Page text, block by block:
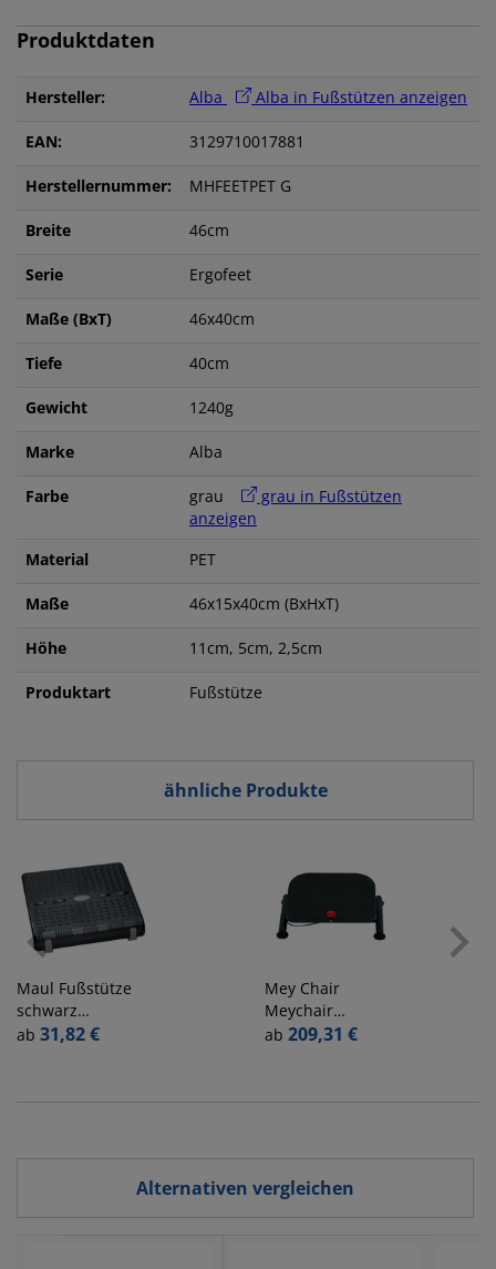
Produktdaten
Hersteller: Alba Alba in Fußstützen anzeigen
EAN: 3129710017881
Herstellernummer: MHFEETPET G
Breite 46cm
Serie Ergofeet
Maße (BxT) 46x40cm
Tiefe 40cm
Gewicht 1240g
Marke Alba
Farbe grau
grau in Fußstützen
anzeigen
Material
PET
Maße 46x15x40cm (BxHxT)
Höhe 11cm, 5cm, 2,5cm
Produktart Fußstütze
ähnliche Produkte
Maul Fußstütze
schwarz
Kunststoff
ab 31,82 €
Mey Chair
Meychair
Fußstütze 13209
ab 209,31 €
Alternativen vergleichen